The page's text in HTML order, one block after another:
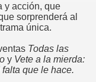
y acción, que
sorprenderá al
única.
Todas las
y Vete a la mierda:
que le hace.